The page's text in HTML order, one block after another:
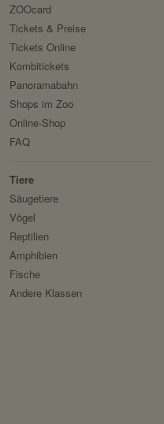
ZOOcard
Tickets & Preise
Tickets Online
Kombitickets
Panoramabahn
Shops im Zoo
Online-Shop
FAQ
Tiere
Säugetiere
Vögel
Reptilien
Amphibien
Fische
Andere Klassen